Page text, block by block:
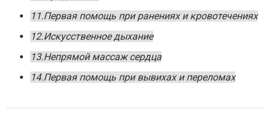
11.Первая помощь при ранениях и кровотечениях
12.Искусственное дыхание
13.Непрямой массаж сердца
14.Первая помощь при вывихах и переломах